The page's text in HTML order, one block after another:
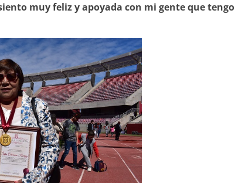
muy feliz y apoyada con mi gente que tengo